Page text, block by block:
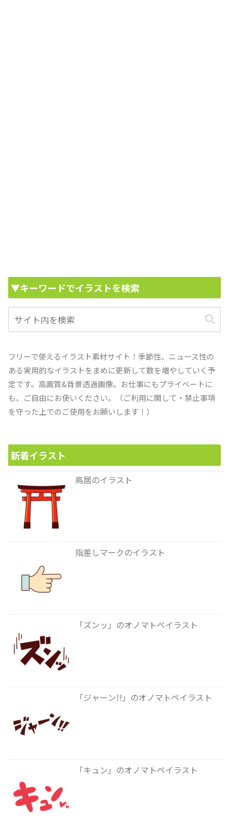
▼キーワードでイラストを検索
フリーで使えるイラスト素材サイト！季節性、ニュース性の
ある実用的なイラストをまめに更新して数を増やしていく予
定です。高画質&背景透過画像。お仕事にもプライベートに
も、ご自由にお使いください。（ご利用に関して・禁止事項
を守った上でのご使用をお願いします！）
新着イラスト
鳥居のイラスト
指差しマークのイラスト
「ズンッ」のオノマトペイラスト
「ジャーン!!」のオノマトペイラスト
「キュン」のオノマトペイラスト